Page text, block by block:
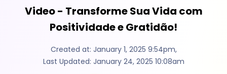
Video - Transforme Sua Vida com
Positividade e Gratidão!
Created at: January 1, 2025 9:54pm,
Last Updated: January 24, 2025 10:08am